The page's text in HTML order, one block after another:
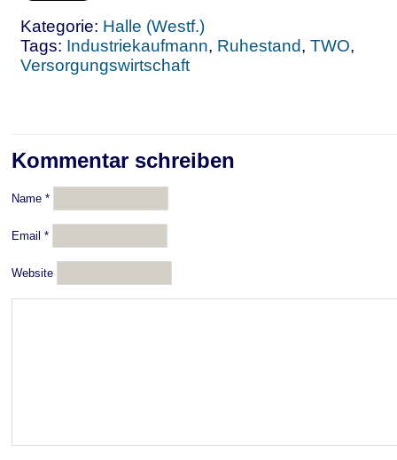
Kategorie: Halle (Westf.)
Tags: Industriekaufmann, Ruhestand, TWO,
Versorgungswirtschaft
Kommentar schreiben
Name *
Email *
Website